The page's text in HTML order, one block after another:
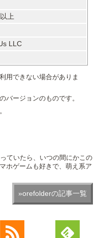
上
LLC
用できない場合がありま
バージョンのものです。
ていたら、いつの間にかこの
ホゲームも好きで、萌え系ア
»orefolderの記事一覧